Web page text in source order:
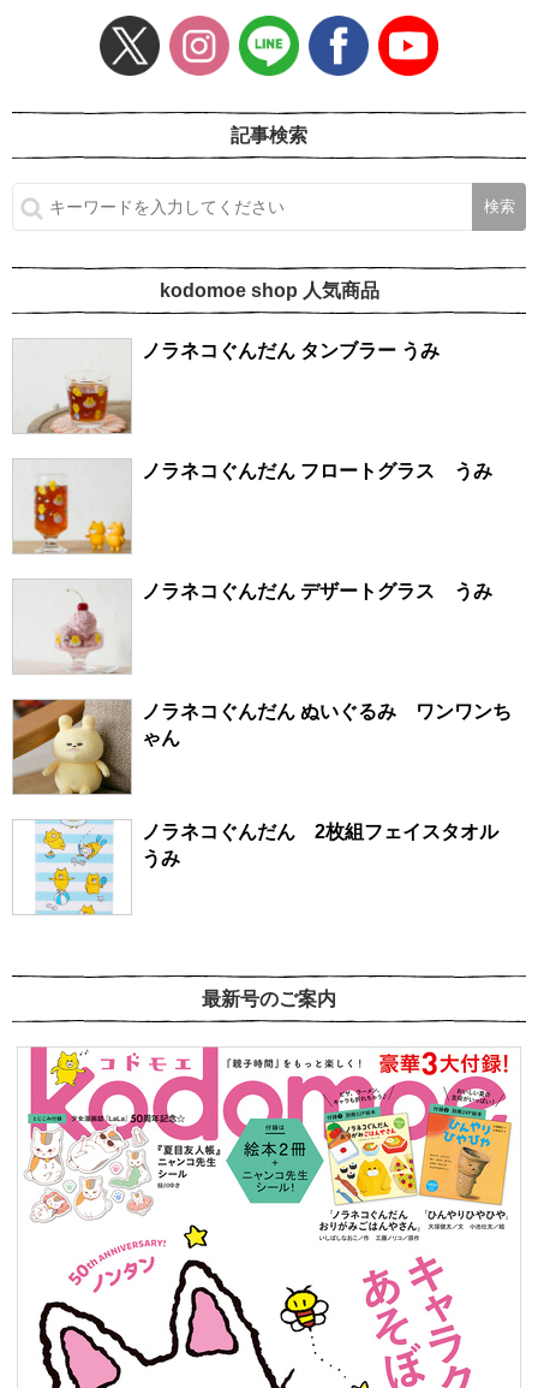
記事検索
kodomoe shop 人気商品
ノラネコぐんだん タンブラー うみ
ノラネコぐんだん フロートグラス うみ
ノラネコぐんだん デザートグラス うみ
ノラネコぐんだん ぬいぐるみ ワンワンち
ゃん
ノラネコぐんだん 2枚組フェイスタオル
うみ
最新号のご案内